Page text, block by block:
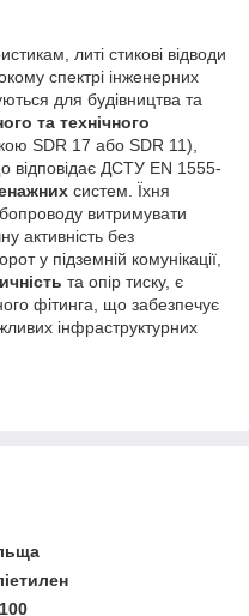
литі стикові відводи
спектрі інженерних
для будівництва та
та технічного
SDR 17 або SDR 11),
відповідає ДСТУ EN 1555-
систем. Їхня
витримувати
активність без
у підземній комунікації,
та опір тиску, є
фітинга, що забезпечує
інфраструктурних